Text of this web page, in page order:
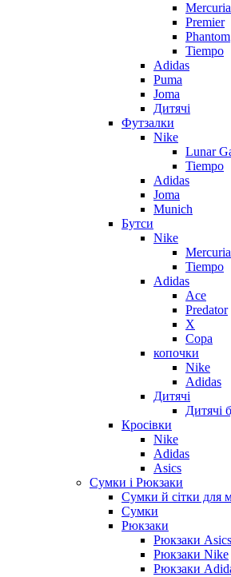
Premier
Phantom
Tiempo
Adidas
Puma
Joma
Дитячі
Футзалки
Nike
Lunar
Tiempo
Adidas
Joma
Munich
Бутси
Nike
Tiempo
Adidas
Ace
Predator
X
Copa
копочки
Nike
Adidas
Дитячі
Дитячі
Кросівки
Nike
Adidas
Asics
Сумки і Рюкзаки
Сумки й сітки для
Сумки
Рюкзаки
Рюкзаки Asics
Рюкзаки Nike
Рюкзаки